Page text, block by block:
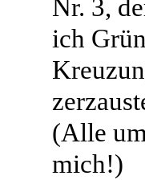
Nr. 3,
ich
(Alle
mich!)